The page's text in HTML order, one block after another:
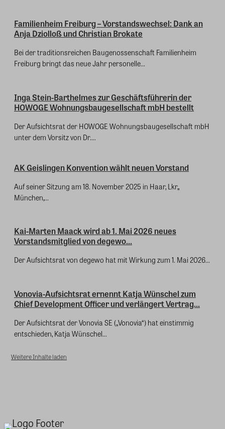
Familienheim Freiburg – Vorstandswechsel: Dank an
Anja Dziolloß und Christian Brokate
Bei der traditionsreichen Baugenossenschaft Familienheim
Freiburg bringt das neue Jahr personelle...
Inga Stein-Barthelmes zur Geschäftsführerin der
HOWOGE Wohnungsbaugesellschaft mbH bestellt
Der Aufsichtsrat der HOWOGE Wohnungsbaugesellschaft mbH
unter dem Vorsitz von Dr....
AK Geislingen Konvention wählt neuen Vorstand
Auf seiner Sitzung am 18. November 2025 in Haar, Lkr,,
München,...
Kai-Marten Maack wird ab 1. Mai 2026 neues
Vorstandsmitglied von degewo...
Der Aufsichtsrat von degewo hat mit Wirkung zum 1. Mai 2026...
Vonovia-Aufsichtsrat ernennt Katja Wünschel zum
Chief Development Officer und verlängert Vertrag...
Der Aufsichtsrat der Vonovia SE („Vonovia“) hat einstimmig
entschieden, Katja Wünschel...
Weitere Inhalte laden